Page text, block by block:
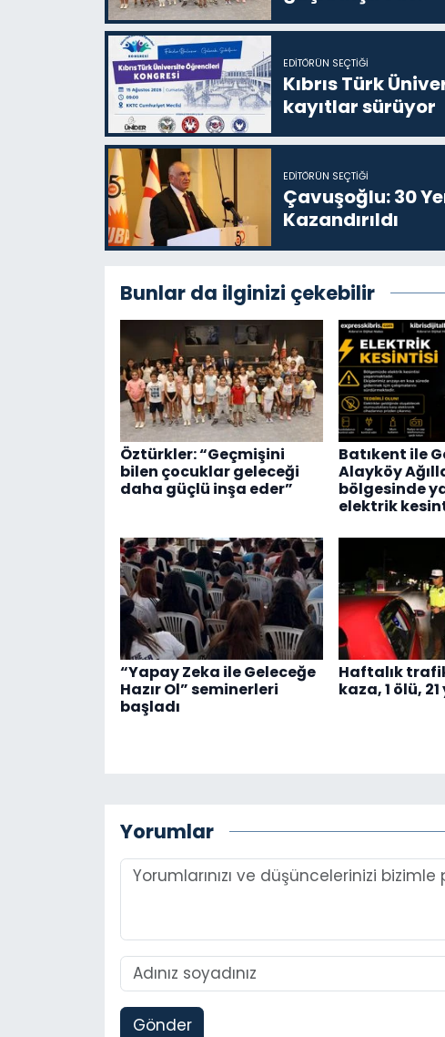
EDITÖRÜN SEÇTIĞI
Kıbrıs Türk
kayıtlar sürüyor
EDITÖRÜN SEÇTIĞI
Çavuşoğlu: 30
Kazandırıldı
Bunlar da ilginizi çekebilir
Öztürkler: “Geçmişini
bilen çocuklar geleceği
daha güçlü inşa eder”
Batıkent ile
Alayköy
bölgesinde
elektrik
“Yapay Zeka ile Geleceğe
Hazır Ol” seminerleri
başladı
Haftalık
kaza, 1 ölü,
Yorumlar
Gönder